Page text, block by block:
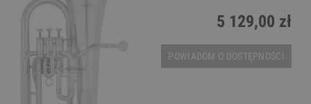
5 129,00 zł
POWIADOM O DOSTĘPNOŚCI